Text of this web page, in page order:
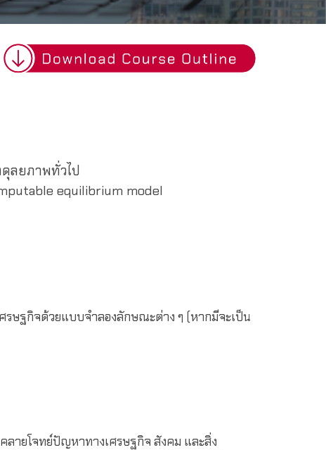
ลยภาพทั่วไป
equilibrium model
รษฐกิจด้วยแบบจำลองลักษณะต่าง ๆ (หากมีจะเป็น
ลายโจทย์ปัญหาทางเศรษฐกิจ สังคม และสิ่ง